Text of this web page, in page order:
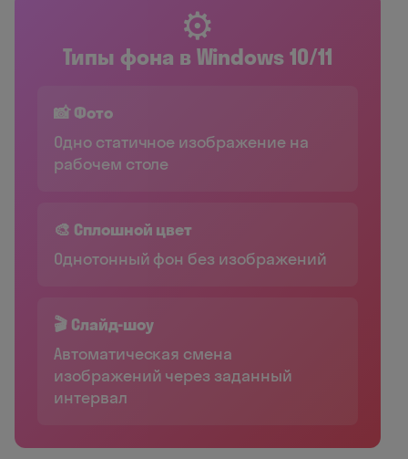
⚙️
Типы фона в Windows 10/11
📸 Фото
Одно статичное изображение на
рабочем столе
🎨 Сплошной цвет
Однотонный фон без изображений
🎬 Слайд-шоу
Автоматическая смена
изображений через заданный
интервал